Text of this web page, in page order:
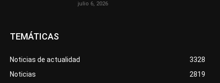
julio 6, 2026
TEMÁTICAS
Noticias de actualidad
3328
Noticias
2819